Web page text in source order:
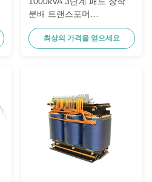
분배 트랜스포머
24940Y/14400V ~
480Y/277V UL 목록
최상의 가격을 얻으세요